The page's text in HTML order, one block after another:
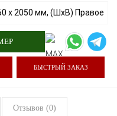
х 2050 мм, (ШхВ) Правое
БЫСТРЫЙ ЗАКАЗ
Отзывов (0)